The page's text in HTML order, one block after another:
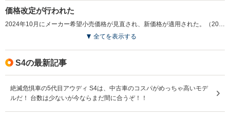
価格改定が行われた
全てを表示する
S4の最新記事
絶滅危惧車の5代目アウディ S4は、中古車のコスパがめっちゃ高いモデ
ルだ！ 台数は少ないが今ならまだ間に合うぞ！！